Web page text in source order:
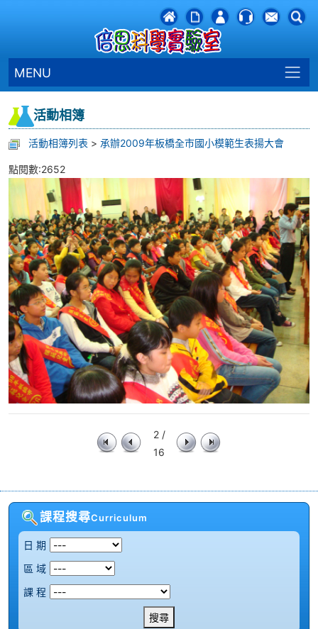
MENU
活動相簿
活動相簿列表 > 承辦2009年板橋全市國小模範生表揚大會
點閱數:2652
2 /
16
課程搜尋Curriculum
日 期
區 域
課 程
搜尋